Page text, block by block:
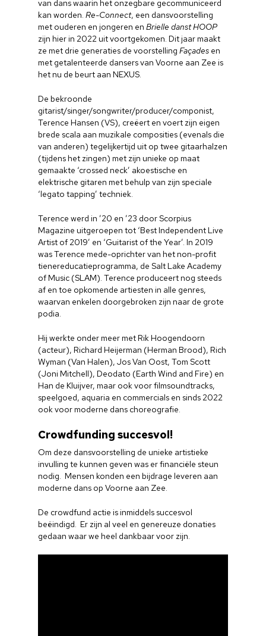
van dans waarin het onzegbare gecommuniceerd
kan worden.Re-Connect, een dansvoorstelling
met ouderen en jongeren enBrielle danst HOOP
zijn hier in 2022 uit voortgekomen. Dit jaar maakt
ze met drie generaties de voorstellingFaçades en
met getalenteerde dansers van Voorne aan Zee is
het nu de beurt aan NEXUS.
De bekroonde
gitarist/singer/songwriter/producer/componist,
Terence Hansen (VS), creëert en voert zijn eigen
brede scala aan muzikale composities (evenals die
van anderen) tegelijkertijd uit op twee gitaarhalzen
(tijdens het zingen) met zijn unieke op maat
gemaakte ‘crossed neck’ akoestische en
elektrische gitaren met behulp van zijn speciale
‘legato tapping’ techniek.
Terence werd in ’20 en ’23 door Scorpius
Magazine uitgeroepen tot ‘Best Independent Live
Artist of 2019’ en ‘Guitarist of the Year’. In 2019
was Terence mede-oprichter van het non-profit
tienereducatieprogramma, de Salt Lake Academy
of Music (SLAM). Terence produceert nog steeds
af en toe opkomende artiesten in alle genres,
waarvan enkelen doorgebroken zijn naar de grote
podia.
Hij werkte onder meer met Rik Hoogendoorn
(acteur), Richard Heijerman (Herman Brood), Rich
Wyman (Van Halen), Jos Van Oost, Tom Scott
(Joni Mitchell), Deodato (Earth Wind and Fire) en
Han de Kluijver, maar ook voor filmsoundtracks,
speelgoed, aquaria en commercials en sinds 2022
ook voor moderne dans choreografie.
Crowdfunding succesvol!
Om deze dansvoorstelling de unieke artistieke
invulling te kunnen geven was er financiële steun
nodig. Mensen konden een bijdrage leveren aan
moderne dans op Voorne aan Zee.
De crowdfund actie is inmiddels succesvol
beëindigd. Er zijn al veel en genereuze donaties
gedaan waar we heel dankbaar voor zijn.
Cultuuragenda
Voor
Cultuur op school
Over ons
Nieuwsbrief
Doneren